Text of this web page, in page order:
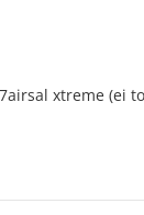
xtreme (ei